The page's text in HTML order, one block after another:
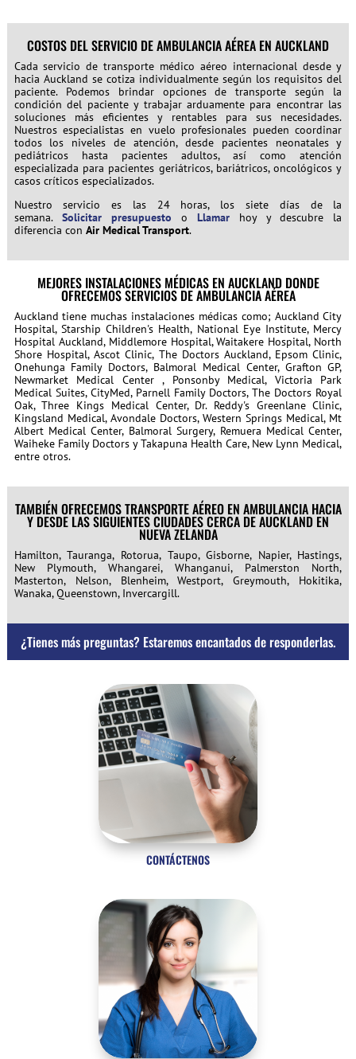
COSTOS DEL SERVICIO DE AMBULANCIA AÉREA EN AUCKLAND
Cada servicio de transporte médico aéreo internacional desde y
hacia Auckland se cotiza individualmente según los requisitos del
paciente. Podemos brindar opciones de transporte según la
condición del paciente y trabajar arduamente para encontrar las
soluciones más eficientes y rentables para sus necesidades.
Nuestros especialistas en vuelo profesionales pueden coordinar
todos los niveles de atención, desde pacientes neonatales y
pediátricos hasta pacientes adultos, así como atención
especializada para pacientes geriátricos, bariátricos, oncológicos y
casos críticos especializados.
Nuestro servicio es las 24 horas, los siete días de la
semana. Solicitar presupuesto o Llamarhoy y descubre la
diferencia con Air Medical Transport.
MEJORES INSTALACIONES MÉDICAS EN AUCKLAND DONDE
OFRECEMOS SERVICIOS DE AMBULANCIA AÉREA
Auckland tiene muchas instalaciones médicas como; Auckland City
Hospital, Starship Children's Health, National Eye Institute, Mercy
Hospital Auckland, Middlemore Hospital, Waitakere Hospital, North
Shore Hospital, Ascot Clinic, The Doctors Auckland, Epsom Clinic,
Onehunga Family Doctors, Balmoral Medical Center, Grafton GP,
Newmarket Medical Center , Ponsonby Medical, Victoria Park
Medical Suites, CityMed, Parnell Family Doctors, The Doctors Royal
Oak, Three Kings Medical Center, Dr. Reddy's Greenlane Clinic,
Kingsland Medical, Avondale Doctors, Western Springs Medical, Mt
Albert Medical Center, Balmoral Surgery, Remuera Medical Center,
Waiheke Family Doctors y Takapuna Health Care, New Lynn Medical,
entre otros.
TAMBIÉN OFRECEMOS TRANSPORTE AÉREO EN AMBULANCIA HACIA
Y DESDE LAS SIGUIENTES CIUDADES CERCA DE AUCKLAND EN
NUEVA ZELANDA
Hamilton, Tauranga, Rotorua, Taupo, Gisborne, Napier, Hastings,
New Plymouth, Whangarei, Whanganui, Palmerston North,
Masterton, Nelson, Blenheim, Westport, Greymouth, Hokitika,
Wanaka, Queenstown, Invercargill.
¿Tienes más preguntas? Estaremos encantados de responderlas.
CONTÁCTENOS